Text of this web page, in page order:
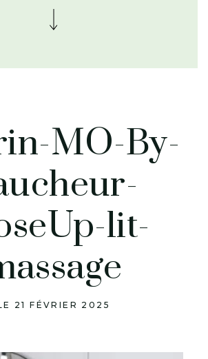
MO-By-
lit-
21 FÉVRIER 2025